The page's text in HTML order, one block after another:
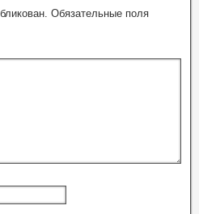
Обязательные поля